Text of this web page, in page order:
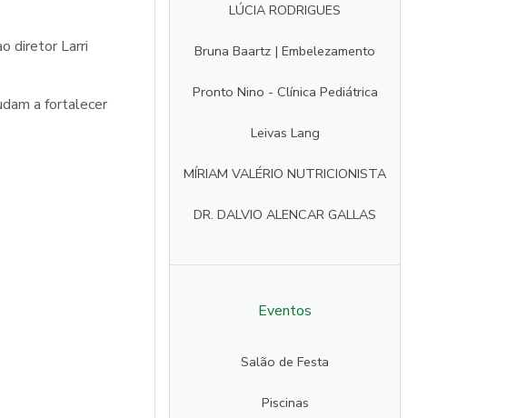
diretor Larri
a fortalecer
LÚCIA RODRIGUES
Bruna Baartz | Embelezamento
Pronto Nino - Clínica Pediátrica
Leivas Lang
MÍRIAM VALÉRIO NUTRICIONISTA
DR. DALVIO ALENCAR GALLAS
Eventos
Salão de Festa
Piscinas